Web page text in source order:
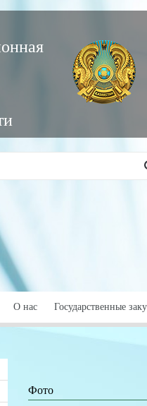
О нас Государственные
Фото